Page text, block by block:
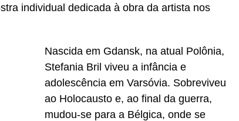
individual dedicada à obra da artista nos
Nascida em Gdansk, na atual Polônia,
Stefania Bril viveu a infância e
adolescência em Varsóvia. Sobreviveu
ao Holocausto e, ao final da guerra,
mudou-se para a Bélgica, onde se